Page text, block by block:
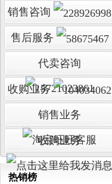
销售咨询
售后服务
代卖咨询
收购业务
销售业务
收购业务
热销榜